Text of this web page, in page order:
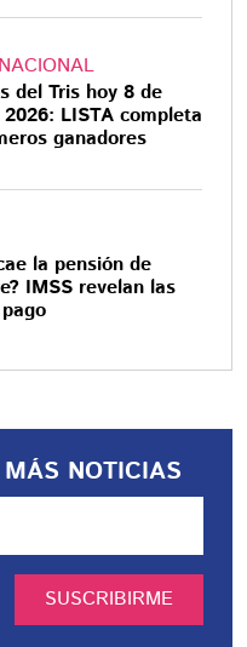
del Tris hoy 8 de
LISTA completa
ganadores
la pensión de
IMSS revelan las
NOTICIAS
SUSCRIBIRME